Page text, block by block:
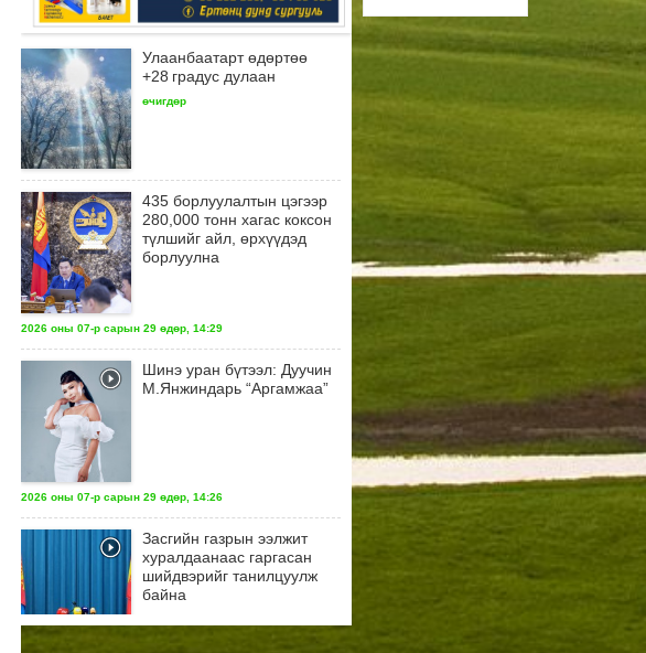
Улаанбаатарт өдөртөө
+28 градус дулаан
өчигдөр
435 борлуулалтын цэгээр
280,000 тонн хагас коксон
түлшийг айл, өрхүүдэд
борлуулна
2026 оны 07-р сарын 29 өдөр, 14:29
Шинэ уран бүтээл: Дуучин
М.Янжиндарь “Аргамжаа”
2026 оны 07-р сарын 29 өдөр, 14:26
Засгийн газрын ээлжит
хуралдаанаас гаргасан
шийдвэрийг танилцуулж
байна